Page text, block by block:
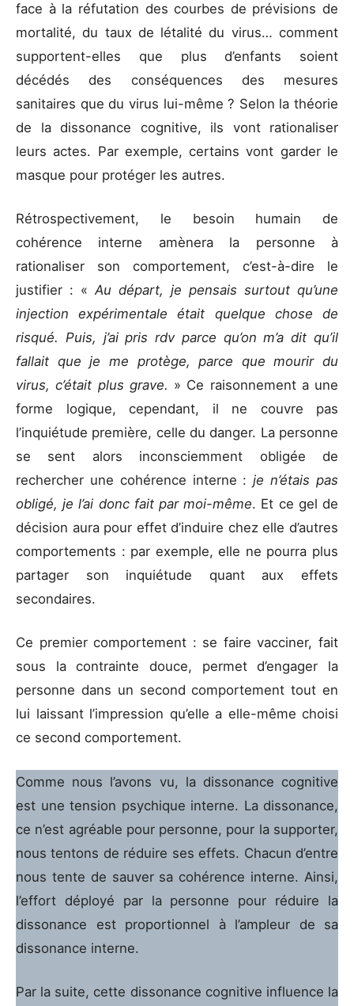
face à la réfutation des courbes de prévisions de
mortalité, du taux de létalité du virus… comment
supportent-elles que plus d’enfants soient
décédés des conséquences des mesures
sanitaires que du virus lui-même ? Selon la théorie
de la dissonance cognitive, ils vont rationaliser
leurs actes. Par exemple, certains vont garder le
masque pour protéger les autres.
Rétrospectivement, le besoin humain de
cohérence interne amènera la personne à
rationaliser son comportement, c’est-à-dire le
justifier : «Au départ, je pensais surtout qu’une
injection expérimentale était quelque chose de
risqué. Puis, j’ai pris rdv parce qu’on m’a dit qu’il
fallait que je me protège, parce que mourir du
virus, c’était plus grave. » Ce raisonnement a une
forme logique, cependant, il ne couvre pas
l’inquiétude première, celle du danger. La personne
se sent alors inconsciemment obligée de
rechercher une cohérence interne :je n’étais pas
obligé, je l’ai donc fait par moi-même. Et ce gel de
décision aura pour effet d’induire chez elle d’autres
comportements : par exemple, elle ne pourra plus
partager son inquiétude quant aux effets
secondaires.
Ce premier comportement : se faire vacciner, fait
sous la contrainte douce, permet d’engager la
personne dans un second comportement tout en
lui laissant l’impression qu’elle a elle-même choisi
ce second comportement.
Comme nous l’avons vu, la dissonance cognitive
est une tension psychique interne. La dissonance,
ce n’est agréable pour personne, pour la supporter,
nous tentons de réduire ses effets. Chacun d’entre
nous tente de sauver sa cohérence interne. Ainsi,
l’effort déployé par la personne pour réduire la
dissonance est proportionnel à l’ampleur de sa
dissonance interne.
Par la suite, cette dissonance cognitive influence la